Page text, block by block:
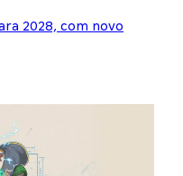
2028, com novo